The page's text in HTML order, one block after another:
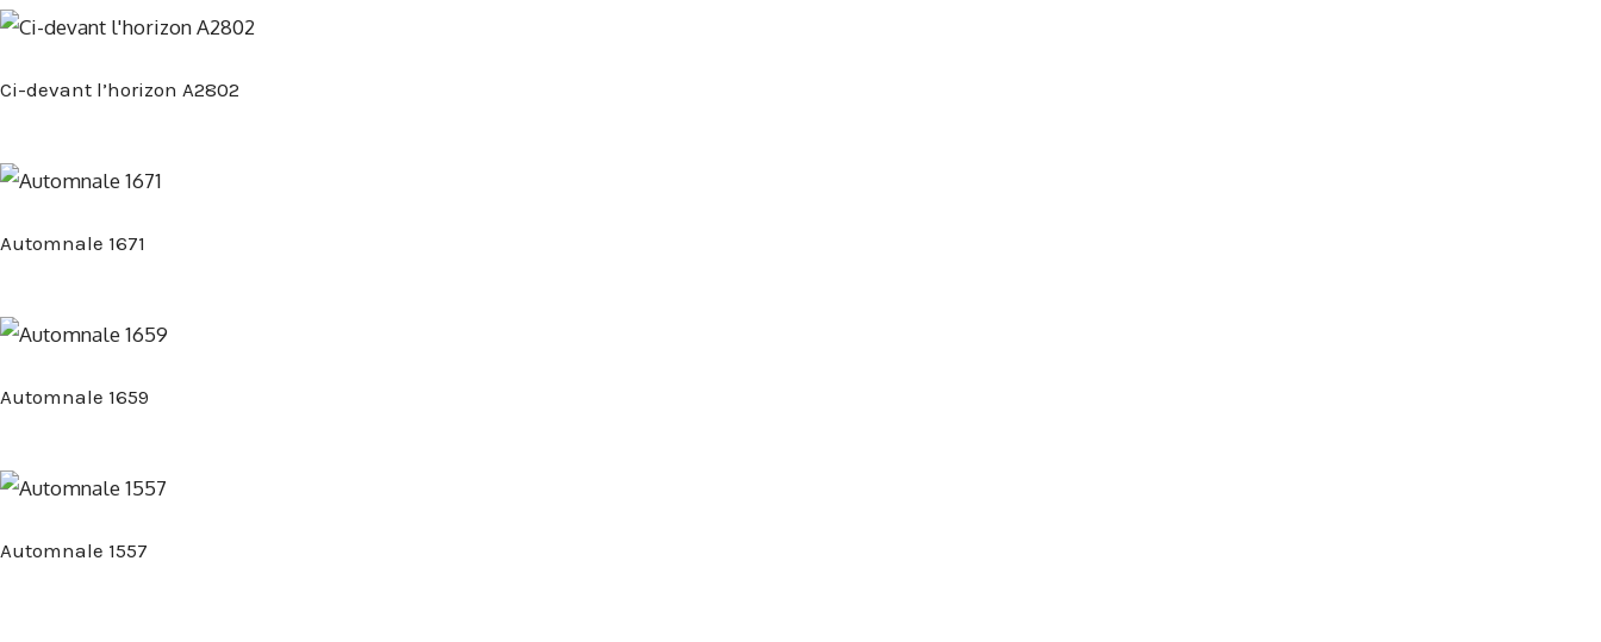
Ci-devant l’horizon A2802
Automnale 1671
Automnale 1659
Automnale 1557